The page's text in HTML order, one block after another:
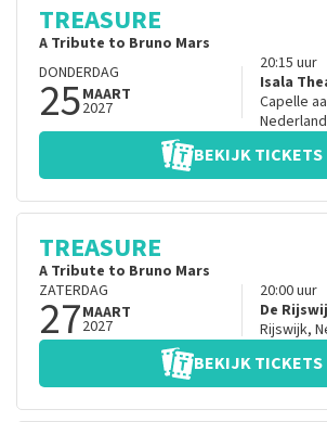
TREASURE
A Tribute to Bruno Mars
DONDERDAG
25MAART
2027
20:15 uur
Isala
Capelle
Nederland
BEKIJK TICKETS
TREASURE
A Tribute to Bruno Mars
ZATERDAG
27MAART
2027
20:00uur
De
Rijswijk,
BEKIJK TICKETS